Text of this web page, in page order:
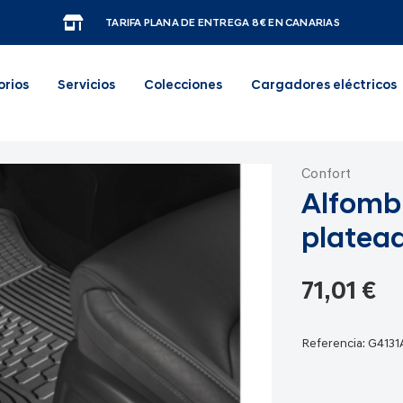
TARIFA PLANA DE ENTREGA 8€ EN CANARIAS
Servicios Colecciones Cargadores eléctricos
Confort
71,01 €
Referencia: